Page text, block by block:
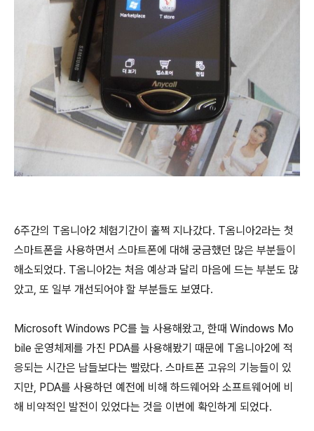
6주간의 T옴니아2 체험기간이 훌쩍 지나갔다. T옴니아2라는 첫
스마트폰을 사용하면서 스마트폰에 대해 궁금했던 많은 부분들이
해소되었다. T옴니아2는 처음 예상과 달리 마음에 드는 부분도 많
았고, 또 일부 개선되어야 할 부분들도 보였다.
Microsoft Windows PC를 늘 사용해왔고, 한때 Windows Mo
bile 운영체제를 가진 PDA를 사용해봤기 때문에 T옴니아2에 적
응되는 시간은 남들보다는 빨랐다. 스마트폰 고유의 기능들이 있
지만, PDA를 사용하던 예전에 비해 하드웨어와 소프트웨어에 비
해 비약적인 발전이 있었다는 것을 이번에 확인하게 되었다.